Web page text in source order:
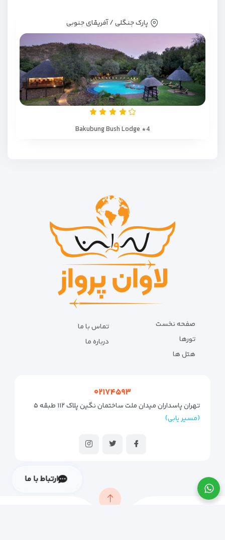
پارک جنگلی / آفریقای جنوبی
Bakubung Bush Lodge *4
صفحه نخست
تورها
هتل ها
تماس با ما
درباره ما
۰۲۱۷۴۵۹۳
تهران پاسداران میدان ملت ساختمان نگین پلاک ۱۱۲ طبقه ۵
(مسیر یابی)
ارتباط با ما